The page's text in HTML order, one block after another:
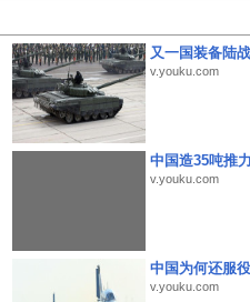
又一国装备陆
v.youku.com
中国造35吨推
v.youku.com
中国为何还服
v.youku.com